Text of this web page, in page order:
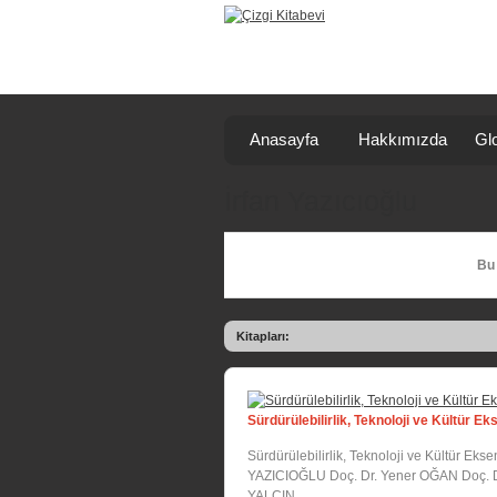
Anasayfa Hakkımızda
Kitapları:
Sürdürülebilirlik, Teknoloji ve Kültür
Sürdürülebilirlik, Teknoloji ve Kültür
YAZICIOĞLU Doç. Dr. Yener OĞAN Doç.